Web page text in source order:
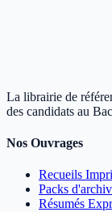
La librairie de
des candidats au
Nos Ouvrages
Recueils
Packs
Résumés